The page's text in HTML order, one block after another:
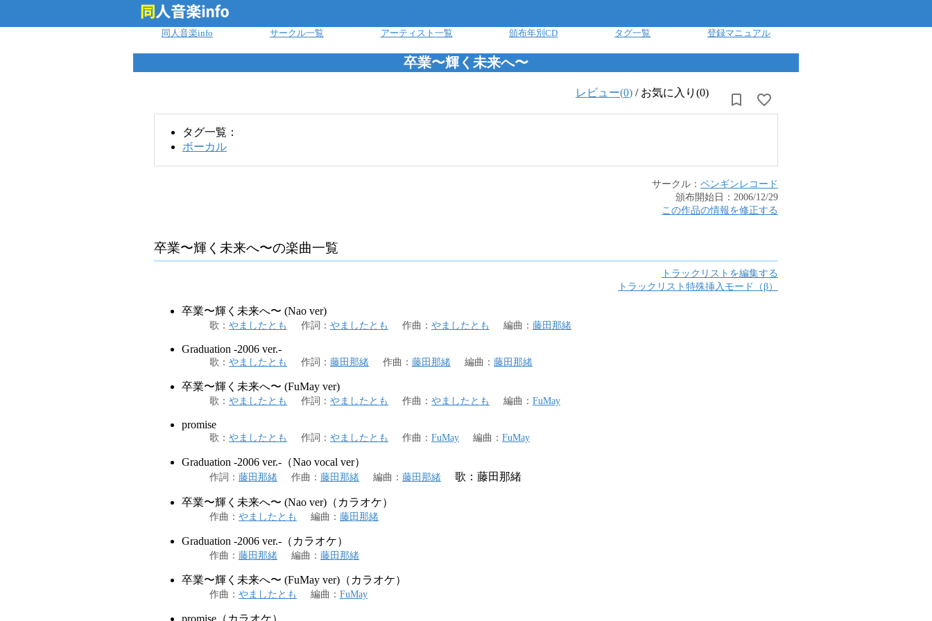
同人音楽info サークル一覧 アーティスト一覧 頒布年別CD タグ一覧 登録マニュアル
卒業〜輝く未来へ〜
レビュー(0) / お気に入り(0)
タグ一覧：
ボーカル
サークル： ペンギンレコード
頒布開始日： 2006/12/29
この作品の情報を修正する
卒業〜輝く未来へ〜の楽曲一覧
トラックリストを編集する
トラックリスト特殊挿入モード（β）
卒業〜輝く未来へ〜 (Nao ver)
歌 ： やましたとも 作詞 ： やましたとも 作曲 ： やましたとも 編曲 ： 藤田那緒
Graduation -2006 ver.-
歌 ： やましたとも 作詞 ： 藤田那緒 作曲 ： 藤田那緒 編曲 ： 藤田那緒
卒業〜輝く未来へ〜 (FuMay ver)
歌 ： やましたとも 作詞 ： やましたとも 作曲 ： やましたとも 編曲 ： FuMay
promise
歌 ： やましたとも 作詞 ： やましたとも 作曲 ： FuMay 編曲 ： FuMay
Graduation -2006 ver.-（Nao vocal ver）
作詞 ： 藤田那緒 作曲 ： 藤田那緒 編曲 ： 藤田那緒 歌：藤田那緒
卒業〜輝く未来へ〜 (Nao ver)（カラオケ）
作曲 ： やましたとも 編曲 ： 藤田那緒
Graduation -2006 ver.-（カラオケ）
作曲 ： 藤田那緒 編曲 ： 藤田那緒
卒業〜輝く未来へ〜 (FuMay ver)（カラオケ）
作曲 ： やましたとも 編曲 ： FuMay
promise（カラオケ）